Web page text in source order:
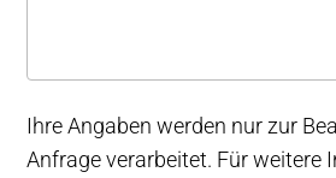
Ihre Angaben werden nur zur
Anfrage verarbeitet. Für weitere